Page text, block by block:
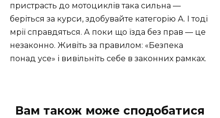
пристрасть до мотоциклів така сильна —
беріться за курси, здобувайте категорію А. І тоді
мрії справдяться. А поки що їзда без прав — це
незаконно. Живіть за правилом: «Безпека
понад усе» і вивільніть себе в законних рамках.
Вам також може сподобатися